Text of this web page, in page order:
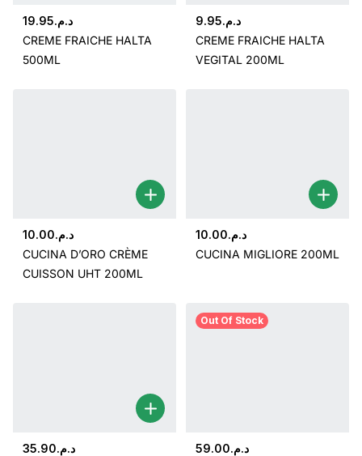
د.م.19.95
CREME FRAICHE HALTA
500ML
د.م.9.95
CREME FRAICHE HALTA
VEGITAL 200ML
د.م.10.00
CUCINA D’ORO CRÈME
CUISSON UHT 200ML
د.م.10.00
CUCINA MIGLIORE 200ML
د.م.35.90
Out Of Stock
د.م.59.00